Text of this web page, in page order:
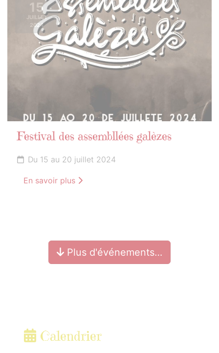
15
JUILLET
2024
Festival des assembllées galèzes
Du 15 au 20 juillet 2024
En savoir plus
Plus d'événements…
Calendrier